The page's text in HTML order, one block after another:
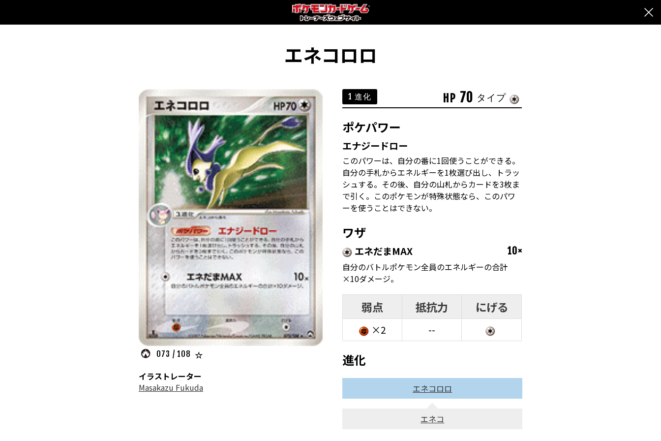
エネコロロ
073 / 108
イラストレーター
Masakazu Fukuda
1 進化 HP 70 タイプ
ポケパワー
エナジードロー
このパワーは、自分の番に1回使うことができる。
自分の手札からエネルギーを1枚選び出し、トラッ
シュする。その後、自分の山札からカードを3枚ま
で引く。このポケモンが特殊状態なら、このパワ
ーを使うことはできない。
ワザ
エネだまMAX
10×
自分のバトルポケモン全員のエネルギーの合計
×10ダメージ。
弱点 抵抗力 にげる
×2 --
進化
エネコロロ
エネコ